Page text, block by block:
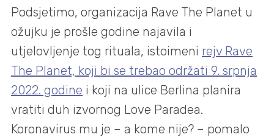
Podsjetimo, organizacija Rave The Planet u
ožujku je prošle godine najavila i
utjelovljenje tog rituala, istoimeni rejv Rave
The Planet, koji bi se trebao održati 9. srpnja
2022. godine i koji na ulice Berlina planira
vratiti duh izvornog Love Paradea.
Koronavirus mu je – a kome nije? – pomalo